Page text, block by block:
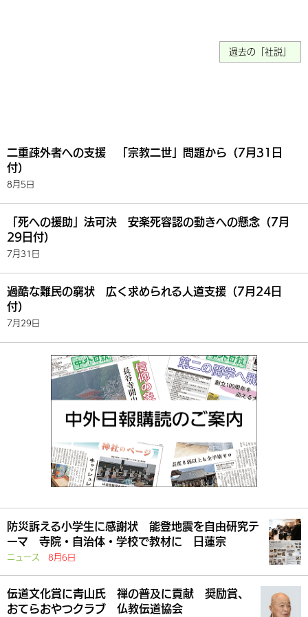
過去の「社説」
二重疎外者への支援 「宗教二世」問題から（7月31日
付）
8月5日
「死への援助」法可決 安楽死容認の動きへの懸念（7月
29日付）
7月31日
過酷な難民の窮状 広く求められる人道支援（7月24日
付）
7月29日
防災訴える小学生に感謝状 能登地震を自由研究テ
ーマ 寺院・自治体・学校で教材に 日蓮宗
ニュース 8月6日
伝道文化賞に青山氏 禅の普及に貢献 奨励賞、
おてらおやつクラブ 仏教伝道協会